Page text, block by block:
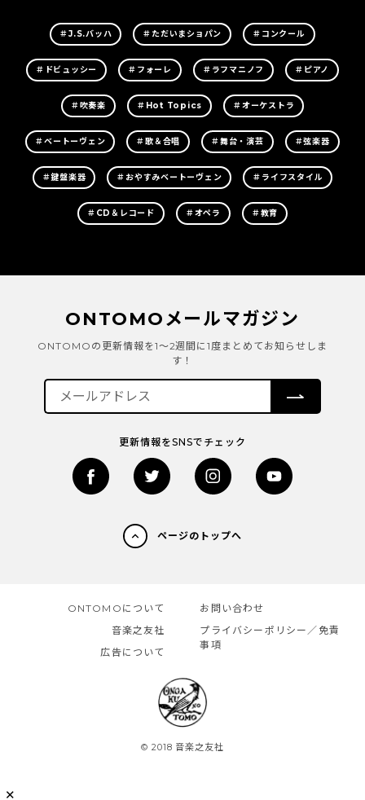
＃J.S.バッハ ＃ただいまショパン ＃コンクール
＃ドビュッシー ＃フォーレ ＃ラフマニノフ ＃ピアノ
＃吹奏楽 ＃Hot Topics ＃オーケストラ
＃ベートーヴェン ＃歌＆合唱 ＃舞台・演芸 ＃弦楽器
＃鍵盤楽器 ＃おやすみベートーヴェン ＃ライフスタイル
＃CD＆レコード ＃オペラ ＃教育
ONTOMOメールマガジン
ONTOMOの更新情報を1～2週間に1度まとめてお知らせしま
す！
更新情報をSNSでチェック
ページのトップへ
✕
ONTOMOについて
音楽之友社
広告について
お問い合わせ
プライバシーポリシー／免責
事項
© 2018 音楽之友社